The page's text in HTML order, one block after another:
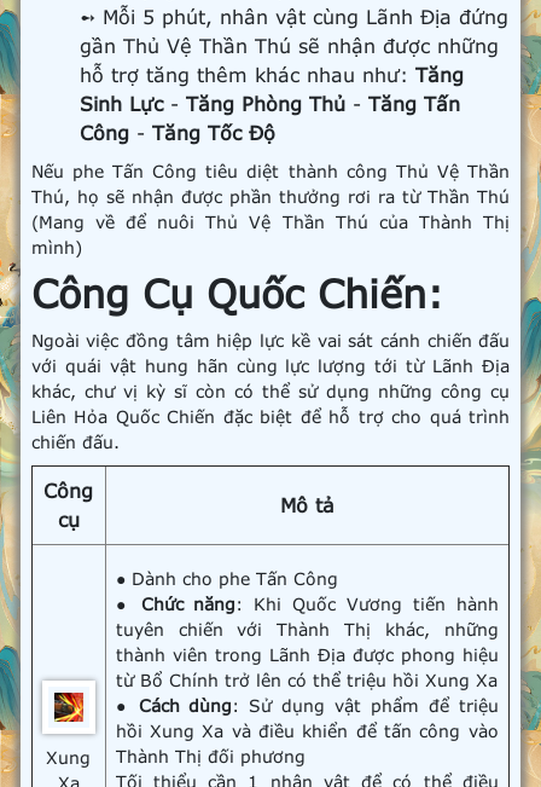
➻ Mỗi 5 phút, nhân vật cùng Lãnh Địa đứng
gần Thủ Vệ Thần Thú sẽ nhận được những
hỗ trợ tăng thêm khác nhau như: Tăng
Sinh Lực- Tăng Phòng Thủ- Tăng Tấn
Công- Tăng Tốc Độ
Nếu phe Tấn Công tiêu diệt thành công Thủ Vệ Thần
Thú, họ sẽ nhận được phần thưởng rơi ra từ Thần Thú
(Mang về để nuôi Thủ Vệ Thần Thú của Thành Thị
mình)
Công Cụ Quốc Chiến:
Ngoài việc đồng tâm hiệp lực kề vai sát cánh chiến đấu
với quái vật hung hãn cùng lực lượng tới từ Lãnh Địa
khác, chư vị kỳ sĩ còn có thể sử dụng những công cụ
Liên Hỏa Quốc Chiến đặc biệt để hỗ trợ cho quá trình
chiến đấu.
Công
cụ
Mô tả
Xung
Xa
● Dành cho phe Tấn Công
● Chức năng: Khi Quốc Vương tiến hành
tuyên chiến với Thành Thị khác, những
thành viên trong Lãnh Địa được phong hiệu
từ Bổ Chính trở lên có thể triệu hồi Xung Xa
● Cách dùng: Sử dụng vật phẩm để triệu
hồi Xung Xa và điều khiển để tấn công vào
Thành Thị đối phương
Tối thiểu cần 1 nhân vật để có thể điều